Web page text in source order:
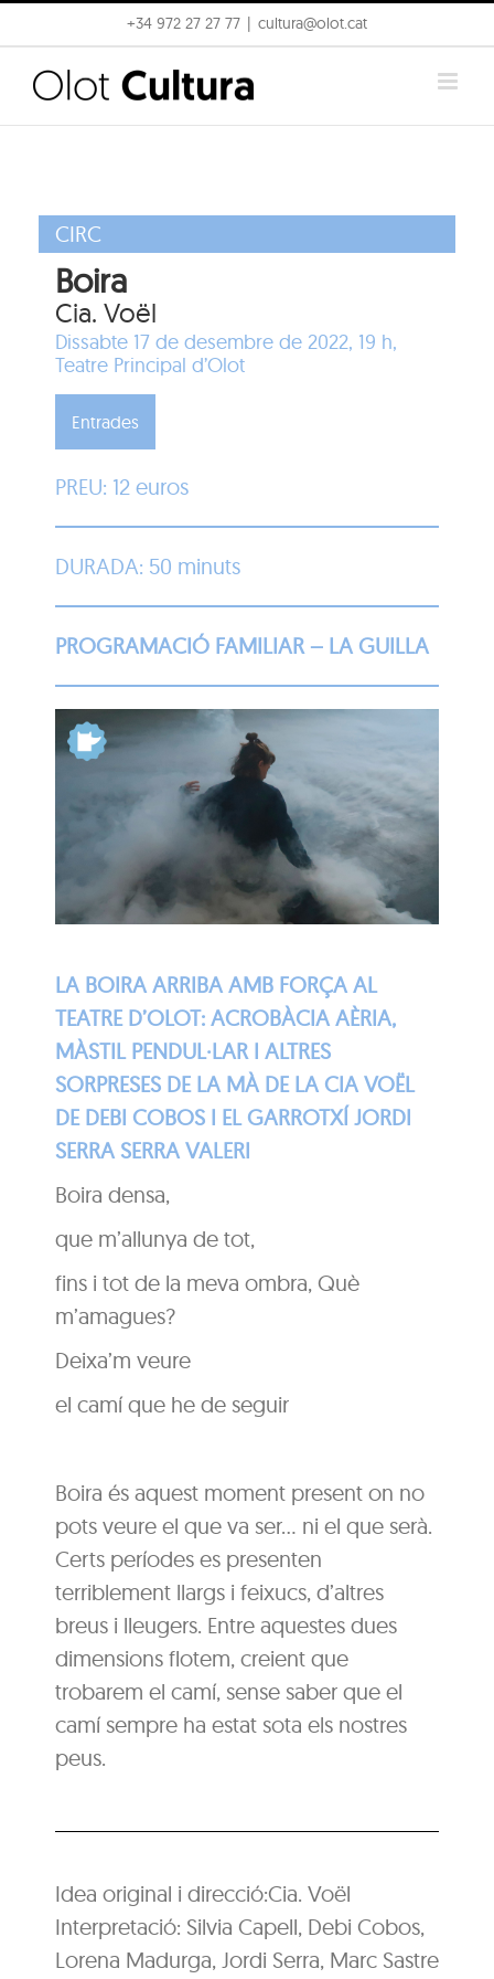
to
content
+34 972 27 27 77 cultura@olot.cat
CIRC
Boira
Cia. Voël
Dissabte 17 de desembre de 2022, 19 h,
Teatre Principal d’Olot
Entrades
PREU: 12 euros
DURADA: 50 minuts
PROGRAMACIÓ FAMILIAR – LA GUILLA
LA BOIRA ARRIBA AMB FORÇA AL
TEATRE D’OLOT: ACROBÀCIA AÈRIA,
MÀSTIL PENDUL·LAR I ALTRES
SORPRESES DE LA MÀ DE LA CIA VOËL
DE DEBI COBOS I EL GARROTXÍ JORDI
SERRA SERRA VALERI
Boira densa,
que m’allunya de tot,
fins i tot de la meva ombra, Què
m’amagues?
Deixa’m veure
el camí que he de seguir
Boira és aquest moment present on no
pots veure el que va ser… ni el que serà.
Certs períodes es presenten
terriblement llargs i feixucs, d’altres
breus i lleugers. Entre aquestes dues
dimensions flotem, creient que
trobarem el camí, sense saber que el
camí sempre ha estat sota els nostres
peus.
Idea original i direcció:Cia. Voël
Interpretació: Silvia Capell, Debi Cobos,
Lorena Madurga, Jordi Serra, Marc Sastre